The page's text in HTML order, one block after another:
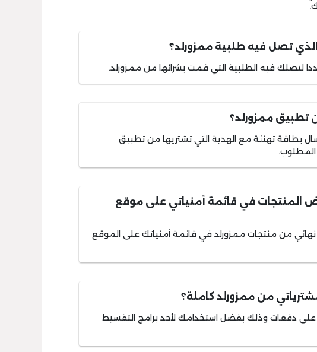
تصل فيه طلبية ممزورلد؟
لتصلك فيه الطلبية التي قمت بشرائها من ممزورلد.
تطبيق ممزورلد؟
بطاقة تهنئة مع الهدية التي تشتريها من تطبيق
المنتجات في قائمة أمنياتي على موقع
نهائي من منتجات ممزورلد في قائمة أمنياتك على الموقع
من ممزورلد كاملة؟
دفعات وذلك بفضل استخدامك لأحد برامج التقسيط